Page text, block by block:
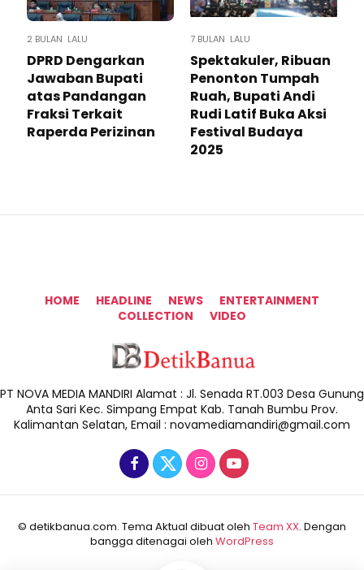
2 BULAN LALU
DPRD Dengarkan
Jawaban Bupati
atas Pandangan
Fraksi Terkait
Raperda Perizinan
7 BULAN LALU
Spektakuler, Ribuan
Penonton Tumpah
Ruah, Bupati Andi
Rudi Latif Buka Aksi
Festival Budaya
2025
HOME HEADLINE NEWS
ENTERTAINMENT
COLLECTION
VIDEO
PT NOVA MEDIA MANDIRI Alamat : Jl. Senada RT.003 Desa Gunung
Anta Sari Kec. Simpang Empat Kab. Tanah Bumbu Prov.
Kalimantan Selatan, Email : novamediamandiri@gmail.com
© detikbanua.com. Tema Aktual dibuat oleh Team XX. Dengan
bangga ditenagai oleh WordPress